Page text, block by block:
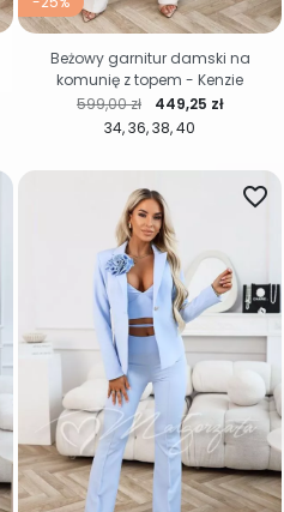
34 36 38 40
Cena regularna
599,00 zł Cena
449,25 zł
Beżowy garnitur damski na
komunię z topem - Kenzie
favorite_border